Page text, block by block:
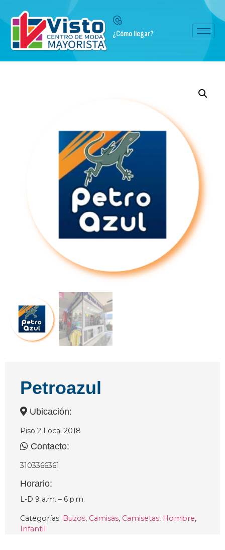
¿Cómo llegar?
Petroazul
Ubicación:
Piso 2 Local 2018
Contacto:
3103366361
Horario:
L-D 9 a.m. – 6 p.m.
Categorías: Buzos, Camisas, Camisetas, Hombre,
Infantil